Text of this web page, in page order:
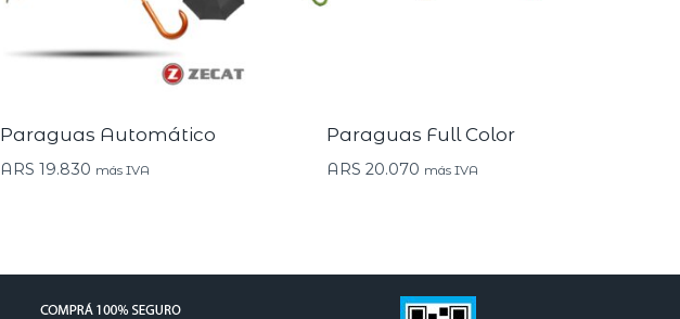
Paraguas Automático
ARS 19.830 más IVA
Paraguas Full Color
ARS 20.070 más IVA